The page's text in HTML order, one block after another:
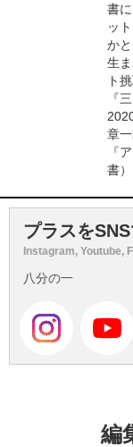
書
ッ
か
生
ト
『
章
『
書）
プラスを
Instagram, Youtube,
八分の一
編